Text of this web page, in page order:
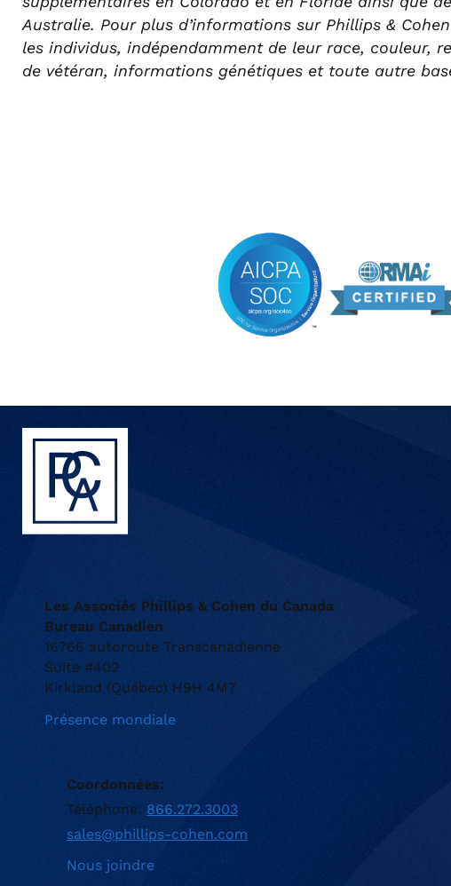
Australie. Pour plus d’informations sur Phillips &
les individus, indépendamment de leur race, couleur,
de vétéran, informations génétiques et toute autre
Les Associés Phillips & Cohen du Canada
Bureau Canadien
16766 autoroute Transcanadienne
Suite #402
Kirkland (Québec) H9H 4M7
Présence mondiale
Coordonnées:
Téléphone: 866.272.3003
sales@phillips-cohen.com
Nous joindre